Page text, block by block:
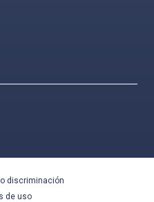
discriminación
de uso